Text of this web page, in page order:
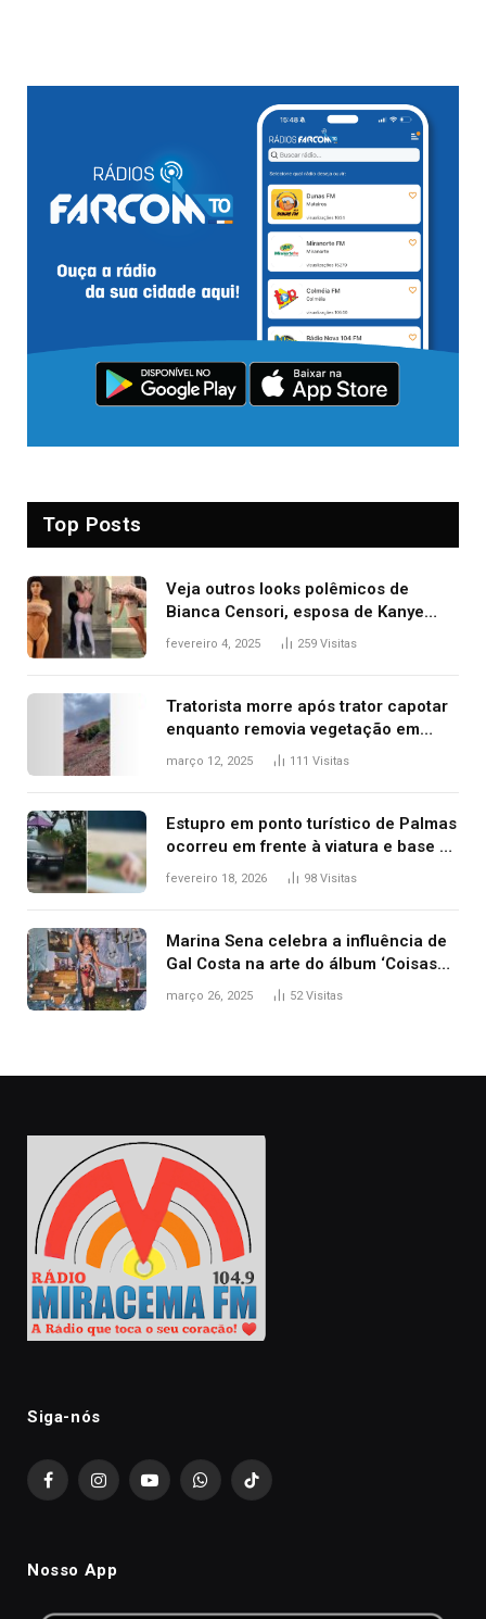
Top Posts
Veja outros looks polêmicos de
Bianca Censori, esposa de Kanye
West que apareceu nua no Grammy
fevereiro 4, 2025 259 Visitas
Tratorista morre após trator capotar
enquanto removia vegetação em
ribanceira de rodovia
março 12, 2025 111 Visitas
Estupro em ponto turístico de Palmas
ocorreu em frente à viatura e base de
segurança; polícia investiga
fevereiro 18, 2026 98 Visitas
Marina Sena celebra a influência de
Gal Costa na arte do álbum ‘Coisas
naturais’
março 26, 2025 52Visitas
Siga-nós
FacebookInstagramYouTubeWhatsAppTikTok
Nosso App